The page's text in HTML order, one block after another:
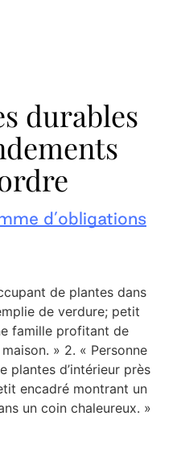
durables
d’obligations